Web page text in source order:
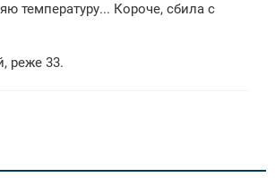
температуру... Короче, сбила с
реже 33.